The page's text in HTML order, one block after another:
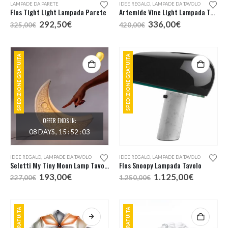
LAMPADE DA PARETE
Flos Tight Light Lampada Parete
325,00€ Il
prezzo
era:
292,50€Il
è:
292,50€.
IDEE REGALO, LAMPADE DA TAVOLO
Artemide Vine Light Lampada Tavolo
420,00€ Il
prezzo
420,00€.
336,00€Il
336,00€.
SPEDIZIONE GRATUITA
OFFER ENDS IN:
08DAYS 15 :52 :02
IDEE REGALO LAMPADE DA TAVOLO
Seletti My Tiny Moon Lamp Tavolo
227,00€ Il
prezzo
227,00€.
193,00€Il
193,00€.
SPEDIZIONE GRATUITA
IDEE REGALO LAMPADE DA TAVOLO
Flos Snoopy Lampada Tavolo
1.250,00€ Il
prezzo
1.125,00€Il